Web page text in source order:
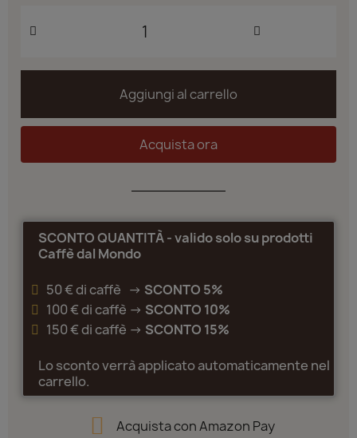
Aggiungi al carrello
Acquista ora
SCONTO QUANTITÀ - valido solo su prodotti
Caffè dal Mondo
50 € di caffè -> SCONTO 5%
100 € di caffè -> SCONTO 10%
150 € di caffè -> SCONTO 15%
Lo sconto verrà applicato automaticamente nel
carrello.
Acquista con Amazon Pay